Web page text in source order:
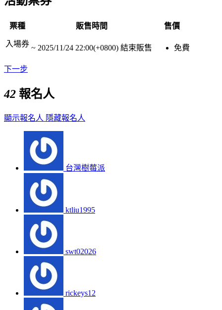
票種 販售時間 售價
入場券 ~ 2025/11/24 22:00(+0800) 結束販售 免費
下一步
42 報名人
顯示報名人 隱藏報名人
台灣樹莓派
ktliu1995
swt02026
rickeys12